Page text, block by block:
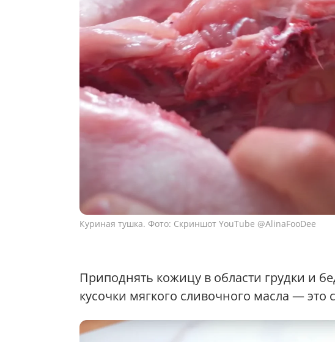
Куриная тушка. Фото: Скриншот YouTube @AlinaFooDee
Приподнять кожицу в области грудки и
кусочки мягкого сливочного масла —